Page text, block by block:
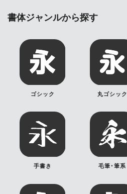
書体ジャンルから探す
ゴシック 丸ゴシック
手書き 毛筆･筆系